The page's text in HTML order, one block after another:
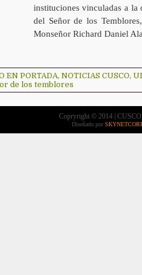
instituciones vinculadas a la
del Señor de los
Monseñor Richard Daniel
EN PORTADA, NOTICIAS CUSCO,
de los temblores
Copryright © 2014 |
Diseñado por